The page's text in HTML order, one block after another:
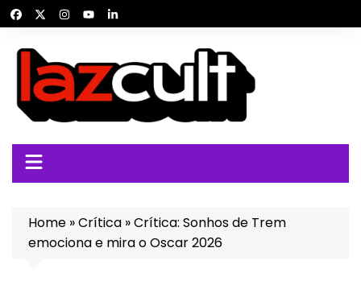
para
conteúdo
Home »Crítica »Crítica: Sonhos de Trem
emociona e mira o Oscar 2026